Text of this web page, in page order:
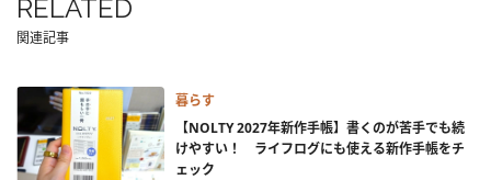
RELATED
関連記事
暮らす
【NOLTY 2027年新作手帳】書くのが苦手でも続
けやすい！ ライフログにも使える新作手帳をチ
ェック